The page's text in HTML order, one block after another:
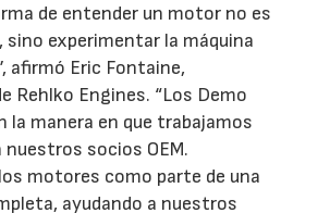
de entender un motor no es
sino experimentar la máquina
afirmó Eric Fontaine,
Rehlko Engines. “Los Demo
la manera en que trabajamos
nuestros socios OEM.
motores como parte de una
ayudando a nuestros